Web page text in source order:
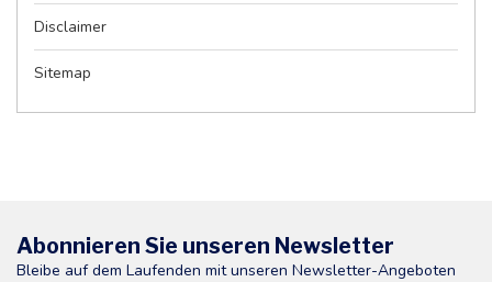
Disclaimer
Sitemap
Abonnieren Sie unseren Newsletter
Bleibe auf dem Laufenden mit unseren Newsletter-Angeboten